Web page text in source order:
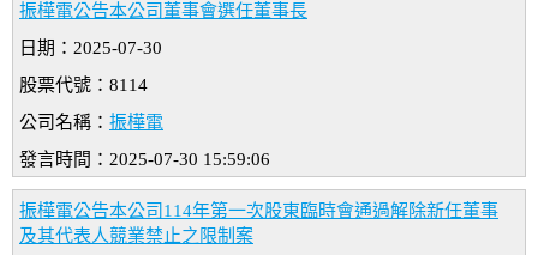
振樺電公告本公司董事會選任董事長
日期：2025-07-30
股票代號：8114
公司名稱： 振樺電
發言時間：2025-07-30 15:59:06
振樺電公告本公司114年第一次股東臨時會通過解除新任董事
及其代表人競業禁止之限制案